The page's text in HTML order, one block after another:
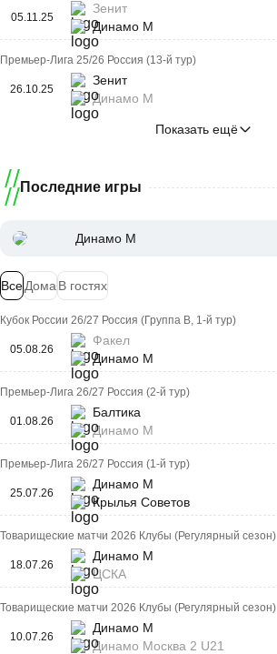
05.11.25
Зенит
Динамо М
Премьер-Лига 25/26 Россия (13-й тур)
26.10.25
Зенит
Динамо М
Показать ещё
Последние игры
Динамо М
ВсеДома В гостях
Кубок России 26/27 Россия (Группа B, 1-й тур)
05.08.26
Факел
Динамо М
Премьер-Лига 26/27 Россия (2-й тур)
01.08.26
Балтика
Динамо М
Премьер-Лига 26/27 Россия (1-й тур)
25.07.26
Динамо М
Крылья Советов
Товарищеские матчи 2026 Клубы (Регулярный сезон)
18.07.26
Динамо М
ЦСКА
Товарищеские матчи 2026 Клубы (Регулярный сезон)
10.07.26
Динамо М
Динамо Москва 2 U21